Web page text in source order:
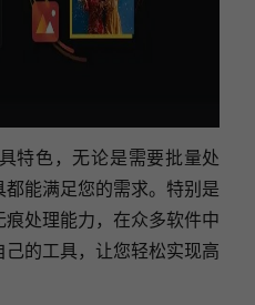
特色，无论是需要批量处
能满足您的需求。特别是
处理能力，在众多软件中
的工具，让您轻松实现高